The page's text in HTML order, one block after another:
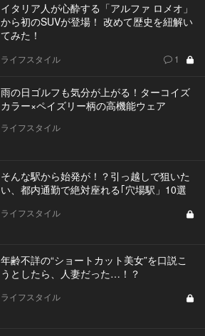
イタリア人が心酔する「アルファ ロメオ」
から初のSUVが登場！ 改めて歴史を紐解い
てみた！
ライフスタイル 1
雨の日ゴルフも気分が上がる！ターコイズ
カラー×ペイズリー柄の高機能ウェア
ライフスタイル
そんな駅から始発が！？引っ越しで狙いた
い、都内通勤で絶対座れる｢穴場駅」10選
ライフスタイル
年齢不詳の“ショートカット美女”を口説こ
うとしたら、人妻だった…！？
ライフスタイル